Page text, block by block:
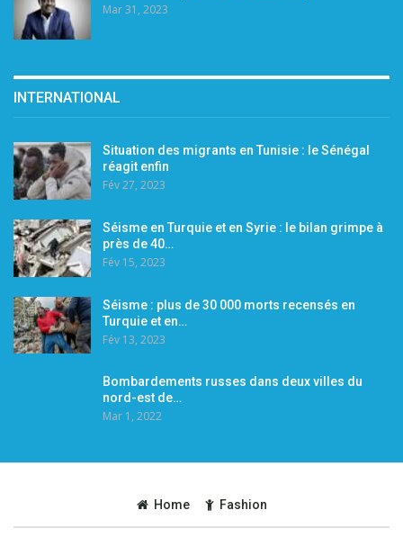
Mar 31, 2023
INTERNATIONAL
Situation des migrants en Tunisie : le Sénégal
réagit enfin
Fév 27, 2023
Séisme en Turquie et en Syrie : le bilan grimpe à
près de 40…
Fév 15, 2023
Séisme : plus de 30 000 morts recensés en
Turquie et en…
Fév 13, 2023
Bombardements russes dans deux villes du
nord-est de…
Mar 1, 2022
Home Fashion